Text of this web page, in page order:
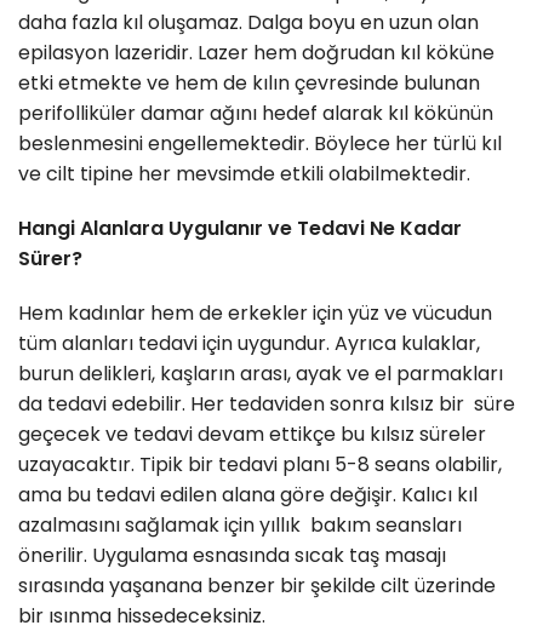
daha fazla kıl oluşamaz. Dalga boyu en uzun olan
epilasyon lazeridir. Lazer hem doğrudan kıl köküne
etki etmekte ve hem de kılın çevresinde bulunan
perifolliküler damar ağını hedef alarak kıl kökünün
beslenmesini engellemektedir. Böylece her türlü kıl
ve cilt tipine her mevsimde etkili olabilmektedir.
Hangi Alanlara Uygulanır ve Tedavi Ne Kadar
Sürer?
Hem kadınlar hem de erkekler için yüz ve vücudun
tüm alanları tedavi için uygundur. Ayrıca kulaklar,
burun delikleri, kaşların arası, ayak ve el parmakları
da tedavi edebilir. Her tedaviden sonra kılsız bir süre
geçecek ve tedavi devam ettikçe bu kılsız süreler
uzayacaktır. Tipik bir tedavi planı 5-8 seans olabilir,
ama bu tedavi edilen alana göre değişir. Kalıcı kıl
azalmasını sağlamak için yıllık bakım seansları
önerilir. Uygulama esnasında sıcak taş masajı
sırasında yaşanana benzer bir şekilde cilt üzerinde
bir ısınma hissedeceksiniz.